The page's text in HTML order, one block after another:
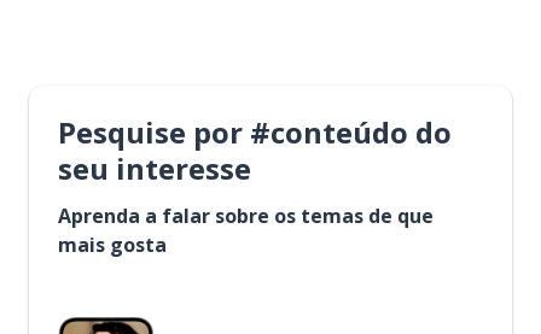
Pesquise por #conteúdo do
seu interesse
Aprenda a falar sobre os temas de que
mais gosta